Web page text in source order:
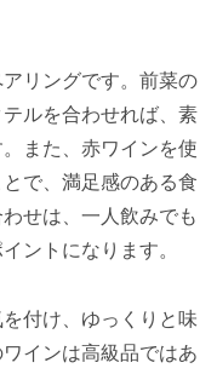
リングです。前菜の
ルを合わせれば、素
また、赤ワインを使
で、満足感のある食
せは、一人飲みでも
ントになります。
付け、ゆっくりと味
インは高級品ではあ